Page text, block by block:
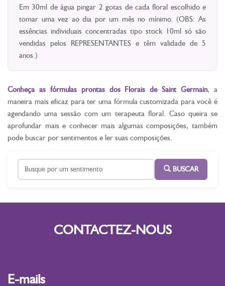
Em 30ml de água pingar 2 gotas de cada floral escolhido e
tomar uma vez ao dia por um mês no mínimo. (OBS: As
essências individuais concentradas tipo stock 10ml só são
vendidas pelos REPRESENTANTES e têm validade de 5
anos.)
Conheça as fórmulas prontas dos Florais de Saint Germain, a
maneira mais eficaz para ter uma fórmula customizada para você é
agendando uma sessão com um terapeuta floral. Caso queira se
aprofundar mais e conhecer mais algumas composições, também
pode buscar por sentimentos e ler suas composições.
BUSCAR
CONTACTEZ-NOUS
E-mails